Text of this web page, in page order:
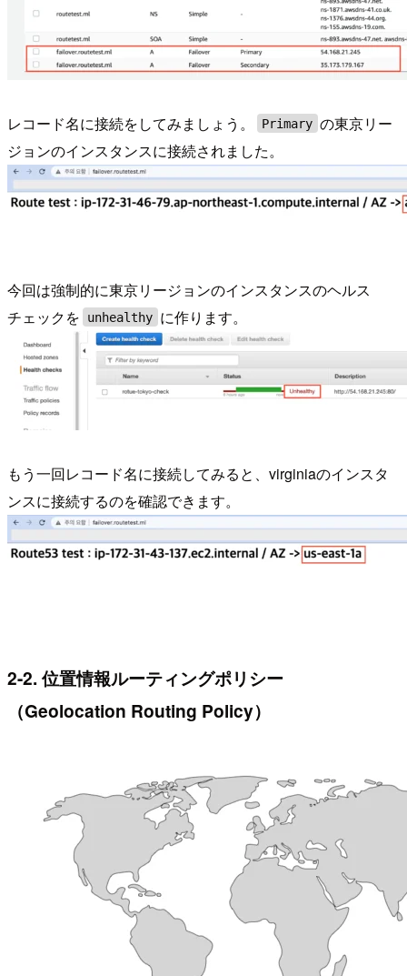
レコード名に接続をしてみましょう。 Primary の東京リー
ジョンのインスタンスに接続されました。
今回は強制的に東京リージョンのインスタンスのヘルス
チェックを
unhealthy に作ります。
もう一回レコード名に接続してみると、virginiaのインスタ
ンスに接続するのを確認できます。
2-2. 位置情報ルーティングポリシー
（Geolocation Routing Policy）